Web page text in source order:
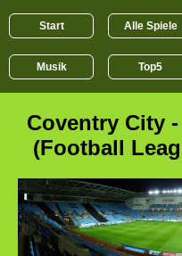
Start Alle Spiele
Musik Top5
Coventry City
(Football